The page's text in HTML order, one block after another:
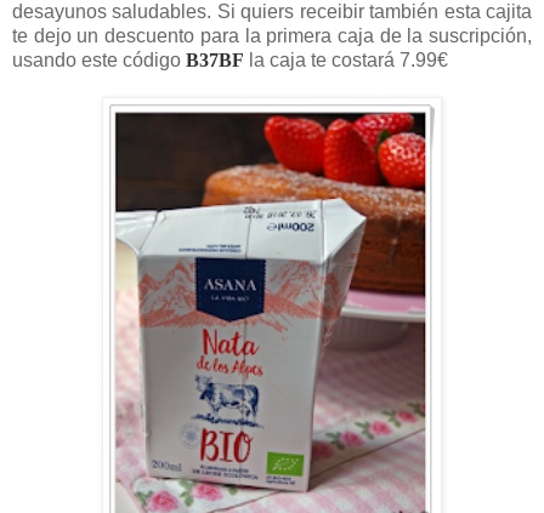
desayunos saludables. Si quiers receibir también esta cajita
te dejo un descuento para la primera caja de la suscripción,
usando este código B37BF la caja te costará 7.99€